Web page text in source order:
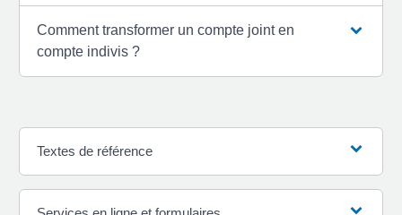
Comment transformer un compte joint en
compte indivis ?
Textes de référence